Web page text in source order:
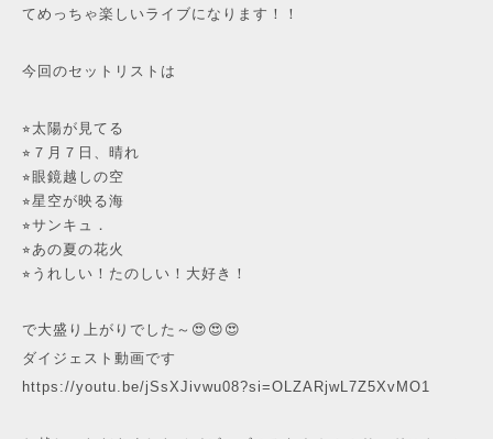
てめっちゃ楽しいライブになります！！
今回のセットリストは
⭐︎太陽が見てる
⭐︎７月７日、晴れ
⭐︎眼鏡越しの空
⭐︎星空が映る海
⭐︎サンキュ．
⭐︎あの夏の花火
⭐︎うれしい！たのしい！大好き！
で大盛り上がりでした～😍😍😍
ダイジェスト動画です
https://youtu.be/jSsXJivwu08?si=OLZARjwL7Z5XvMO1